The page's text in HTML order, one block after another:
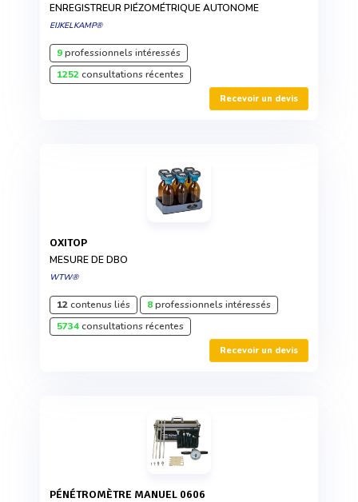
ENREGISTREUR PIÉZOMÉTRIQUE AUTONOME
EIJKELKAMP®
9professionnels intéressés
1252consultations récentes
Recevoir un devis
OXITOP
MESURE DE DBO
WTW®
12contenus liés 8professionnels intéressés
5734consultations récentes
Recevoir un devis
PÉNÉTROMÈTRE MANUEL 0606